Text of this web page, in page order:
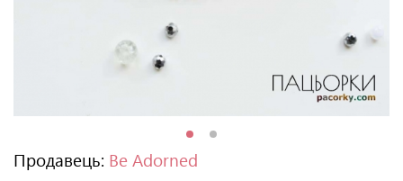
Продавець: Be Adorned